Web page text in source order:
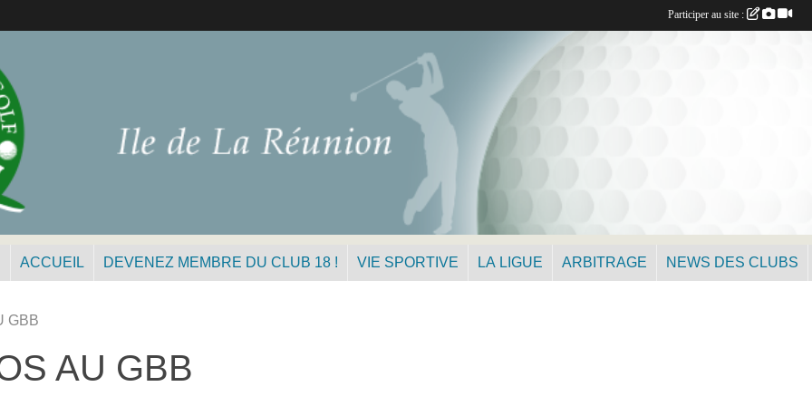
ACCUEIL DEVENEZ MEMBRE DU CLUB 18 ! VIE SPORTIVE LA LIGUE ARBITRAGE NEWS DES CLUBS
GBB
AU GBB
Participer au site :